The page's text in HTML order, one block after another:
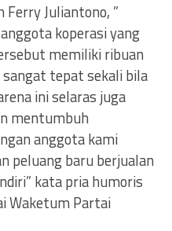
Ferry Juliantono, ”
koperasi yang
memiliki ribuan
tepat sekali bila
ini selaras juga
mentumbuh
anggota kami
peluang baru berjualan
kata pria humoris
Waketum Partai